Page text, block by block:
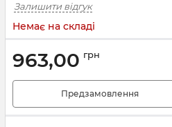
Залишити відгук
Немає на складі
963,00 грн
Предзамовлення